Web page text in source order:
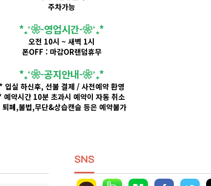
주차가능
​*₊˚❀-영업시간-❀˚₊*
오전 10시 ~ 새벽 1시
폰OFF : 마감OR랜덤휴무
​*₊˚❀-공지안내-❀˚₊*
입실 하신후, 선불 결제 / 사전예약 환영
예약시간 10분 초과시 예약이 자동 취소
폐,불법,무단&상습캔슬 등은 예약불가
SNS